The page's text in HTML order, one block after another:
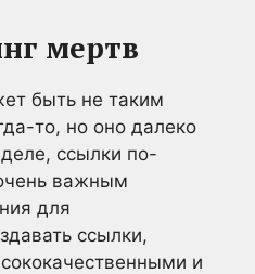
мертв
быть не таким
то, но оно далеко
ссылки по-
важным
для
ссылки,
и